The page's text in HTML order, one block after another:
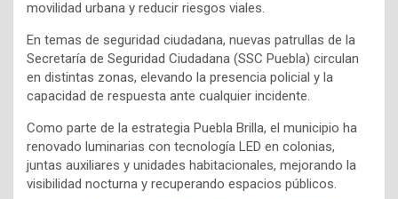
movilidad urbana y reducir riesgos viales.
En temas de seguridad ciudadana, nuevas patrullas de la
Secretaría de Seguridad Ciudadana (SSC Puebla) circulan
en distintas zonas, elevando la presencia policial y la
capacidad de respuesta ante cualquier incidente.
Como parte de la estrategia Puebla Brilla, el municipio ha
renovado luminarias con tecnología LED en colonias,
juntas auxiliares y unidades habitacionales, mejorando la
visibilidad nocturna y recuperando espacios públicos.